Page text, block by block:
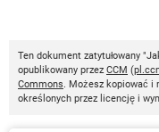
Ten dokument zatytułowany
opublikowany przez CCM (
Commons. Możesz kopiować i
określonych przez licencję i